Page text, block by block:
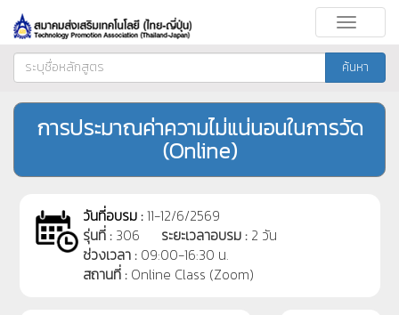
Toggle
ค้นหา
การประมาณค่าความไม่แน่นอนในการวัด
(Online)
วันที่อบรม :11-12/6/2569
รุ่นที่ : 306 ระยะเวลาอบรม : 2 วัน
ช่วงเวลา : 09:00-16:30 น.
สถานที่ : Online Class (Zoom)